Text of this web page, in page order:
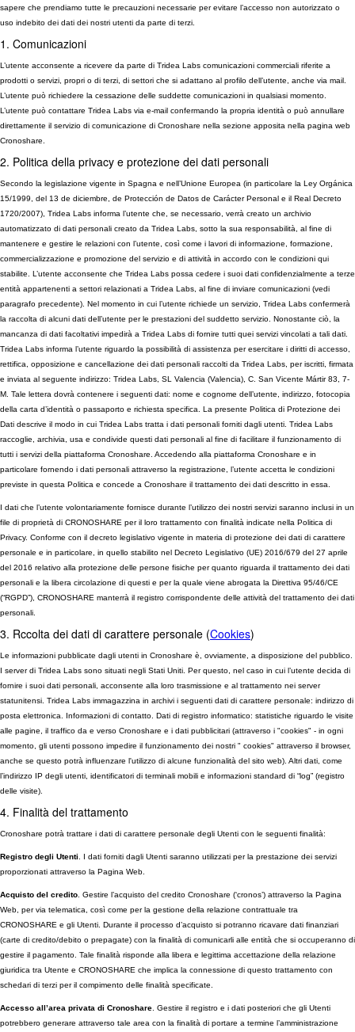
sapere che prendiamo tutte le precauzioni necessarie per evitare l’accesso non autorizzato o
uso indebito dei dati dei nostri utenti da parte di terzi.
1. Comunicazioni
L’utente acconsente a ricevere da parte di Tridea Labs comunicazioni commerciali riferite a
prodotti o servizi, propri o di terzi, di settori che si adattano al profilo dell’utente, anche via mail.
L’utente può richiedere la cessazione delle suddette comunicazioni in qualsiasi momento.
L’utente può contattare Tridea Labs via e-mail confermando la propria identità o può annullare
direttamente il servizio di comunicazione di Cronoshare nella sezione apposita nella pagina web
Cronoshare.
2. Politica della privacy e protezione dei dati personali
Secondo la legislazione vigente in Spagna e nell’Unione Europea (in particolare la Ley Orgánica
15/1999, del 13 de diciembre, de Protección de Datos de Carácter Personal e il Real Decreto
1720/2007), Tridea Labs informa l’utente che, se necessario, verrà creato un archivio
automatizzato di dati personali creato da Tridea Labs, sotto la sua responsabilità, al fine di
mantenere e gestire le relazioni con l’utente, così come i lavori di informazione, formazione,
commercializzazione e promozione del servizio e di attività in accordo con le condizioni qui
stabilite. L’utente acconsente che Tridea Labs possa cedere i suoi dati confidenzialmente a terze
entità appartenenti a settori relazionati a Tridea Labs, al fine di inviare comunicazioni (vedi
paragrafo precedente). Nel momento in cui l’utente richiede un servizio, Tridea Labs confermerà
la raccolta di alcuni dati dell’utente per le prestazioni del suddetto servizio. Nonostante ciò, la
mancanza di dati facoltativi impedirà a Tridea Labs di fornire tutti quei servizi vincolati a tali dati.
Tridea Labs informa l’utente riguardo la possibilità di assistenza per esercitare i diritti di accesso,
rettifica, opposizione e cancellazione dei dati personali raccolti da Tridea Labs, per iscritti, firmata
e inviata al seguente indirizzo: Tridea Labs, SL Valencia (Valencia), C. San Vicente Mártir 83, 7-
M. Tale lettera dovrà contenere i seguenti dati: nome e cognome dell’utente, indirizzo, fotocopia
della carta d’identità o passaporto e richiesta specifica. La presente Politica di Protezione dei
Dati descrive il modo in cui Tridea Labs tratta i dati personali forniti dagli utenti. Tridea Labs
raccoglie, archivia, usa e condivide questi dati personali al fine di facilitare il funzionamento di
tutti i servizi della piattaforma Cronoshare. Accedendo alla piattaforma Cronoshare e in
particolare fornendo i dati personali attraverso la registrazione, l’utente accetta le condizioni
previste in questa Politica e concede a Cronoshare il trattamento dei dati descritto in essa.
I dati che l’utente volontariamente fornisce durante l’utilizzo dei nostri servizi saranno inclusi in un
file di proprietà di CRONOSHARE per il loro trattamento con finalità indicate nella Politica di
Privacy. Conforme con il decreto legislativo vigente in materia di protezione dei dati di carattere
personale e in particolare, in quello stabilito nel Decreto Legislativo (UE) 2016/679 del 27 aprile
del 2016 relativo alla protezione delle persone fisiche per quanto riguarda il trattamento dei dati
personali e la libera circolazione di questi e per la quale viene abrogata la Direttiva 95/46/CE
(“RGPD”), CRONOSHARE manterrà il registro corrispondente delle attività del trattamento dei dati
personali.
3. Rccolta dei dati di carattere personale (Cookies)
Le informazioni pubblicate dagli utenti in Cronoshare è, ovviamente, a disposizione del pubblico.
I server di Tridea Labs sono situati negli Stati Uniti. Per questo, nel caso in cui l’utente decida di
fornire i suoi dati personali, acconsente alla loro trasmissione e al trattamento nei server
statunitensi. Tridea Labs immagazzina in archivi i seguenti dati di carattere personale: indirizzo di
posta elettronica. Informazioni di contatto. Dati di registro informatico: statistiche riguardo le visite
alle pagine, il traffico da e verso Cronoshare e i dati pubblicitari (attraverso i "cookies" - in ogni
momento, gli utenti possono impedire il funzionamento dei nostri " cookies" attraverso il browser,
anche se questo potrà influenzare l'utilizzo di alcune funzionalità del sito web). Altri dati, come
l’indirizzo IP degli utenti, identificatori di terminali mobili e informazioni standard di “log” (registro
delle visite).
4. Finalità del trattamento
Cronoshare potrà trattare i dati di carattere personale degli Utenti con le seguenti finalità:
Registro degli Utenti . I dati forniti dagli Utenti saranno utilizzati per la prestazione dei servizi
proporzionati attraverso la Pagina Web.
Acquisto del credito . Gestire l’acquisto del credito Cronoshare (‘cronos’) attraverso la Pagina
Web, per via telematica, così come per la gestione della relazione contrattuale tra
CRONOSHARE e gli Utenti. Durante il processo d’acquisto si potranno ricavare dati finanziari
(carte di credito/debito o prepagate) con la finalità di comunicarli alle entità che si occuperanno di
gestire il pagamento. Tale finalità risponde alla libera e legittima accettazione della relazione
giuridica tra Utente e CRONOSHARE che implica la connessione di questo trattamento con
schedari di terzi per il compimento delle finalità specificate.
Accesso all’area privata di Cronoshare . Gestire il registro e i dati posteriori che gli Utenti
potrebbero generare attraverso tale area con la finalità di portare a termine l’amministrazione